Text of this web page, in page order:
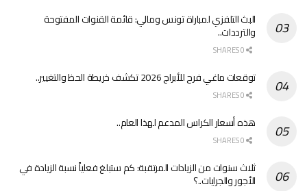
البث التلفزي لمباراة تونس ومالي: قائمة القنوات المفتوحة
والترددات..
توقعات ماغي فرح للأبراج 2026 تكشف خريطة الحظ والتغيير..
هذه أسعار الكراس المدعم لهذا العام..
ثلاث سنوات من الزيادات المرتقبة: كم ستبلغ فعلياً نسبة الزيادة في
الأجور والجرايات..؟